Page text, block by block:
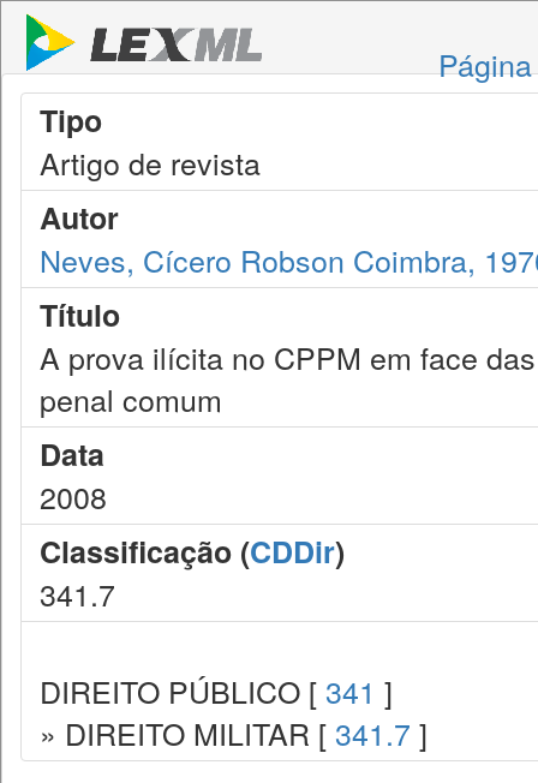
Tipo
Artigo de revista
Autor
Neves, Cícero Robson Coimbra,
Título
A prova ilícita no CPPM em face
penal comum
Data
2008
Classificação (CDDir)
341.7
DIREITO PÚBLICO [ 341 ]
» DIREITO MILITAR [ 341.7 ]